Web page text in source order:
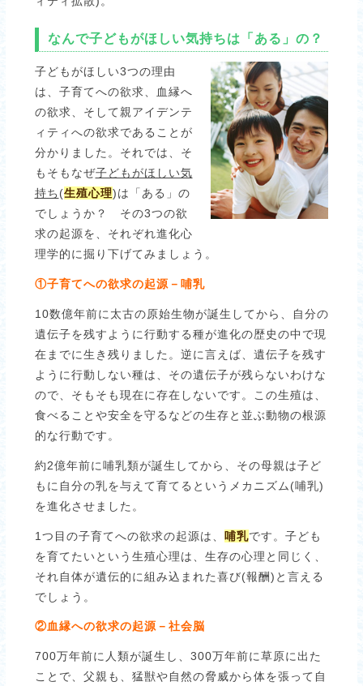
なんで子どもがほしい気持ちは「ある」の？
子どもがほしい3つの理由
は、子育てへの欲求、血縁へ
の欲求、そして親アイデンテ
ィティへの欲求であることが
分かりました。それでは、そ
もそもなぜ子どもがほしい気
持ち(生殖心理)は「ある」の
でしょうか？ その3つの欲
求の起源を、それぞれ進化心
理学的に掘り下げてみましょう。
①子育てへの欲求の起源－哺乳
10数億年前に太古の原始生物が誕生してから、自分の
遺伝子を残すように行動する種が進化の歴史の中で現
在までに生き残りました。逆に言えば、遺伝子を残す
ように行動しない種は、その遺伝子が残らないわけな
ので、そもそも現在に存在しないです。この生殖は、
食べることや安全を守るなどの生存と並ぶ動物の根源
的な行動です。
約2億年前に哺乳類が誕生してから、その母親は子ど
もに自分の乳を与えて育てるというメカニズム(哺乳)
を進化させました。
1つ目の子育てへの欲求の起源は、 哺乳です。子ども
を育てたいという生殖心理は、生存の心理と同じく、
それ自体が遺伝的に組み込まれた喜び(報酬)と言える
でしょう。
②血縁への欲求の起源－社会脳
700万年前に人類が誕生し、300万年前に草原に出た
ことで、父親も、猛獣や自然の脅威から体を張って自